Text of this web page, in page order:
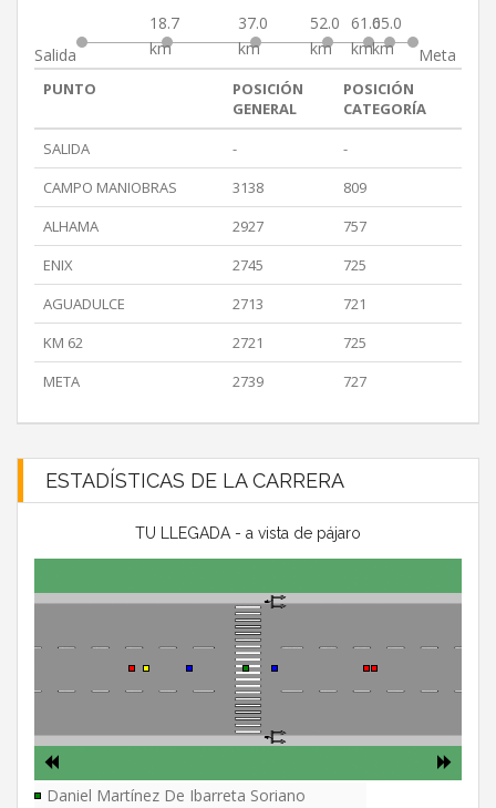
Salida
18.7
km
37.0
km
52.0
km
61.0
km
65.0
km
Meta
PUNTO
POSICIÓN
GENERAL
POSICIÓN
CATEGORÍA
SALIDA
-
-
CAMPO MANIOBRAS
3138
809
ALHAMA
2927
757
ENIX
2745
725
AGUADULCE
2713
721
KM 62
2721
725
META
2739 727
ESTADÍSTICAS DE LA CARRERA
TU LLEGADA - a vista de pájaro
Daniel Martínez De Ibarreta Soriano